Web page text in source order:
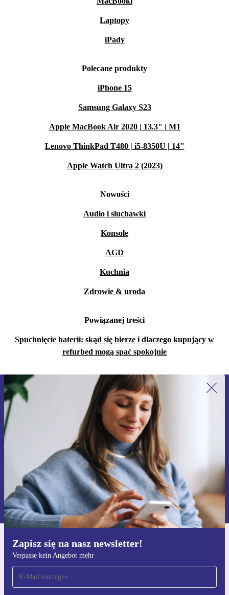
Laptopy
iPady
Polecane produkty
iPhone 15
Samsung Galaxy S23
Apple MacBook Air 2020 | 13.3" | M1
Lenovo ThinkPad T480 | i5-8350U | 14"
Apple Watch Ultra 2 (2023)
Nowości
Audio i słuchawki
Konsole
AGD
Kuchnia
Zdrowie & uroda
Powiązanej treści
Spuchnięcie baterii: skąd się bierze i dlaczego kupujący w
refurbed mogą spać spokojnie
Zapisz się na nasz newsletter!
Verpasse kein Angebot mehr
Zapisz się na nasz newsletter!
Nie przegap żadnej oferty.
Zarejestruj się
Informacje na temat używania danych osobowych znajdują się w
naszej
Polityce prywatności
Pobierz aplikację refurbed
Dla iOS i Android